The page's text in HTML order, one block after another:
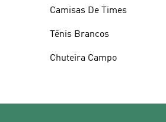
Camisas De Times
Tênis Brancos
Chuteira Campo